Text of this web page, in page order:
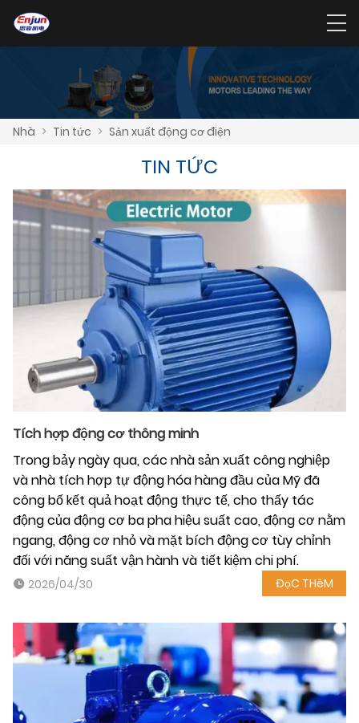
Nhà > Tin tức > Sản xuất động cơ điện
TIN TỨC
Tích hợp động cơ thông minh
Trong bảy ngày qua, các nhà sản xuất công nghiệp
và nhà tích hợp tự động hóa hàng đầu của Mỹ đã
công bố kết quả hoạt động thực tế, cho thấy tác
động của động cơ ba pha hiệu suất cao, động cơ nằm
ngang, động cơ nhỏ và mặt bích động cơ tùy chỉnh
đối với năng suất vận hành và tiết kiệm chi phí.
2026/04/30 ĐọC THêM